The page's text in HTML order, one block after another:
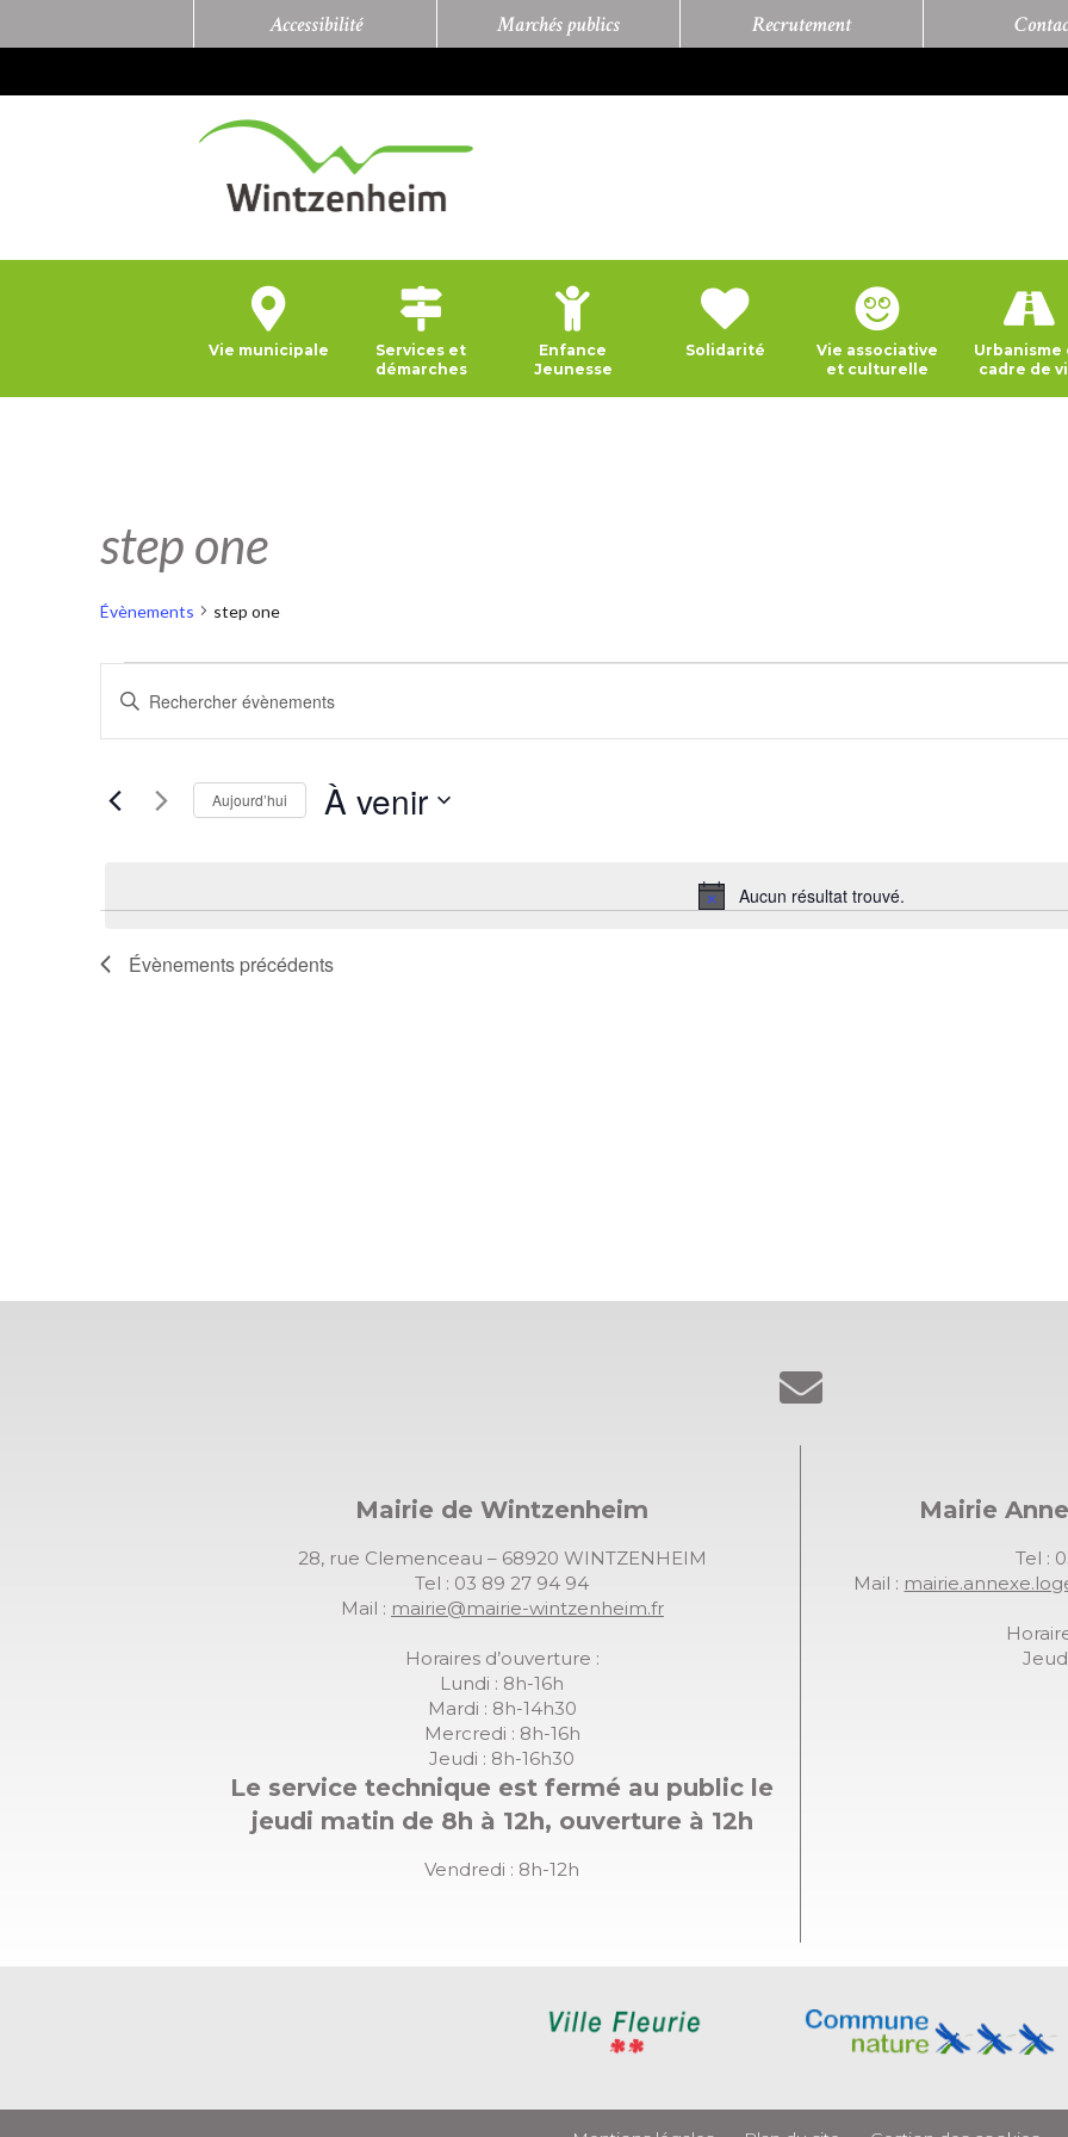
Accessibilité Marchés publics Recrutement
Vie municipale
Services et
démarches
Enfance
Jeunesse
Solidarité
Vie associative
et culturelle
Urbanisme
cadre de
step one
Évènements step one
Notice
Aucun résultat trouvé.
de
Saisir
mot-
clé.
par
Aujourd’hui À venir
Évènements précédents
Mairie de Wintzenheim
28, rue Clemenceau – 68920 WINTZENHEIM
Tel : 03 89 27 94 94
Mail : mairie@mairie-wintzenheim.fr
Horaires d’ouverture :
Lundi : 8h-16h
Mardi : 8h-14h30
Mercredi : 8h-16h
Jeudi : 8h-16h30
Le service technique est fermé au public le
jeudi matin de 8h à 12h, ouverture à 12h
Vendredi : 8h-12h
Mairie
Tel :
Mail :